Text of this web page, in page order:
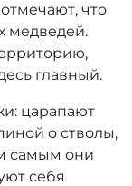
что
медведей.
главный.
царапают
о стволы,
самым они
себя